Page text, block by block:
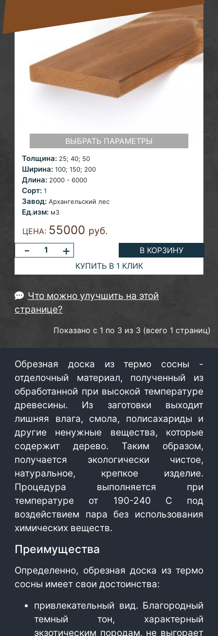
ВЫБРАТЬ ПАРАМЕТРЫ
Толщина: 25; 40; 50
Ширина: 100; 150; 200
Длина: 2000 - 6000
Сорт: 1
Завод: Архангельский лес
Ед.изм: м3
ЦЕНА: 55000 руб.
- +
В КОРЗИНУ
КУПИТЬ В 1 КЛИК
Что можно улучшить на этой
странице?
Показано с 1 по 3 из 3 (всего 1 страниц)
Обрезная доска из термо сосны -
отделочный материал, полученный из
обработанной при высокой температуре
древесины. Из заготовки выходит
лишняя влага, смола, полисахариды и
другие ненужные вещества, которые
содержит дерево. Таким образом,
получается экологически чистое,
натуральное, крепкое изделие.
Процедура выполняется при
температуре от 190-240 С под
воздействием пара без использования
химических веществ.
Преимущества
Определенно, обрезная доска из термо
сосны имеет свои достоинства:
привлекательный вид. Благородный
темный тон, характерный
экзотическим породам, не выгорает